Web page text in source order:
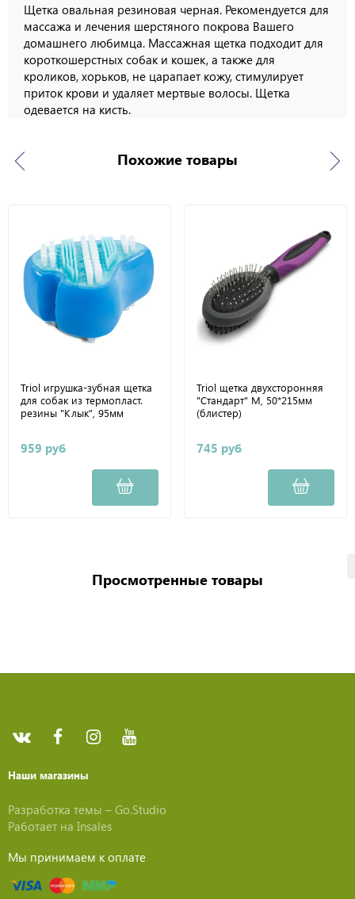
Щетка овальная резиновая черная. Рекомендуется для
массажа и лечения шерстяного покрова Вашего
домашнего любимца. Массажная щетка подходит для
короткошерстных собак и кошек, а также для
кроликов, хорьков, не царапает кожу, стимулирует
приток крови и удаляет мертвые волосы. Щетка
одевается на кисть.
Похожие товары
Triol игрушка-зубная щетка
для собак из термопласт.
резины "Клык", 95мм
959 руб
Triol щетка двухсторонняя
"Стандарт" M, 50*215мм
(блистер)
745 руб
Просмотренные товары
Наши магазины
Разработка темы – Go.Studio
Работает на Insales
Мы принимаем к оплате